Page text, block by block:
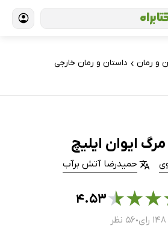
و رمان › داستان و رمان خارجی
ایوان ایلیچ
حمیدرضا آتش برآب
★
★
★۴.۵۳
۱۴۸ رای ● ۵۶ نظر